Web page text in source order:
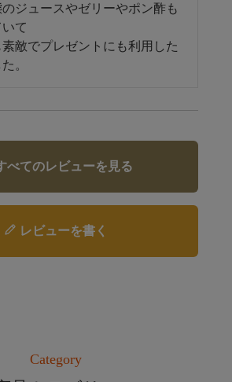
ジュースやゼリーやポン酢も
て
敵でプレゼントにも利用した
。
べてのレビューを見る
レビューを書く
Category